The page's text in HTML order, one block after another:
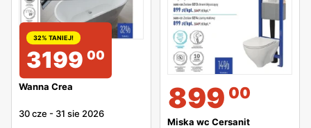
32% TANIEJ!
3199 00
Wanna Crea
30 cze - 31 sie 2026 899 00
Miska wc Cersanit